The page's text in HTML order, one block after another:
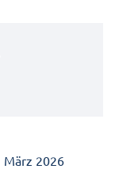
März 2026